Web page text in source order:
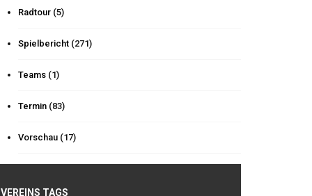
Radtour (5)
Spielbericht (271)
Teams (1)
Termin (83)
Vorschau (17)
VEREINS TAGS